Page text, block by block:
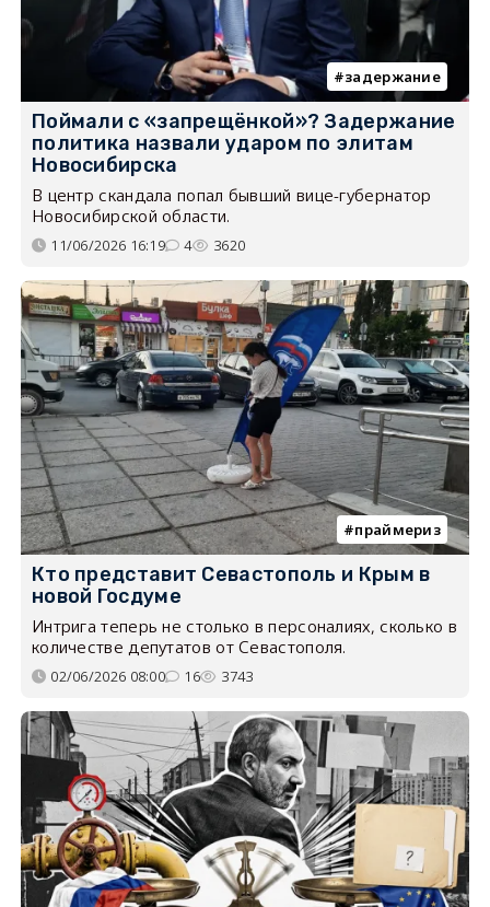
задержание
Поймали с «запрещёнкой»? Задержание
политика назвали ударом по элитам
Новосибирска
В центр скандала попал бывший вице-губернатор
Новосибирской области.
11/06/2026 16:19 4 3620
праймериз
Кто представит Севастополь и Крым в
новой Госдуме
Интрига теперь не столько в персоналиях, сколько в
количестве депутатов от Севастополя.
02/06/2026 08:00 16 3743